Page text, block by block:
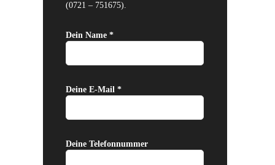
(0721 – 751675).
Dein Name *
Deine E-Mail *
Deine Telefonnummer